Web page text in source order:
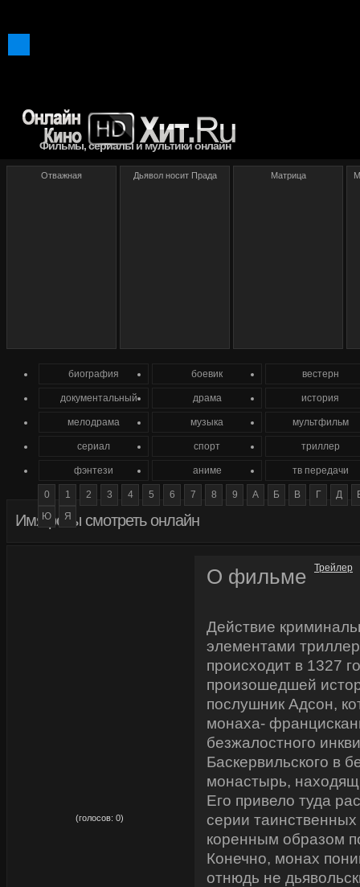
Фильмы, сериалы и мультики онлайн
Имя розы смотреть онлайн
О фильме
Действие
элементами
происходит в 1327
произошедшей
послушник Адсон,
монаха-
безжалостного
Баскервильского в
монастырь,
Его привело туда
серии
коренным образом
Конечно, монах
отнюдь не
(голосов: 0)
Трейлер
биография боевик вестерн
документальный драма история
мелодрама музыка мультфильм
сериал спорт триллер
фэнтези аниме тв передачи
0 1 2 3 4 5 6 7 8 9 А Б В Г Д
Ю
Я
Отважная Дьявол носит Прада Матрица